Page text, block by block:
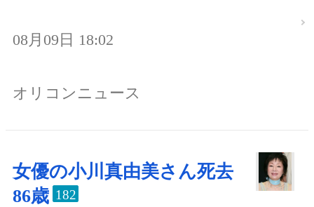
08月09日 18:02
オリコンニュース
女優の小川真由美さん死去
86歳 182